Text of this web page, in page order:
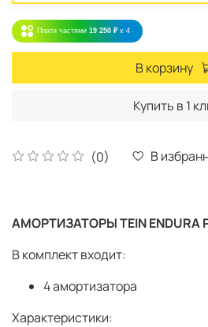
(0) В
Плати частями 19 250 ₽ x 4
В корзину
Купить в 1
АМОРТИЗАТОРЫ TEIN ENDURA
В комплект входит:
4 амортизатора
Характеристики: